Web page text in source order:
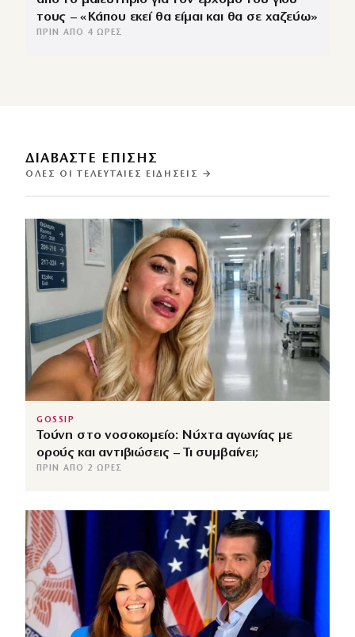
τους – «Κάπου εκεί θα είμαι και θα σε χαζεύω»
ΠΡΙΝ ΑΠΌ 4 ΏΡΕΣ
ΔΙΑΒΑΣΤΕ ΕΠΙΣΗΣ
ΌΛΕΣ ΟΙ ΤΕΛΕΥΤΑΊΕΣ ΕΙΔΉΣΕΙΣ →
GOSSIP
Τούνη στο νοσοκομείο: Νύχτα αγωνίας με
ορούς και αντιβιώσεις – Τι συμβαίνει;
ΠΡΙΝ ΑΠΌ 2 ΏΡΕΣ